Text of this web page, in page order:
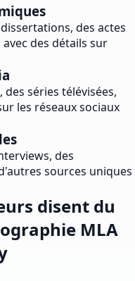
des actes
des détails sur
séries télévisées,
les réseaux sociaux
des
sources uniques
disent du
MLA